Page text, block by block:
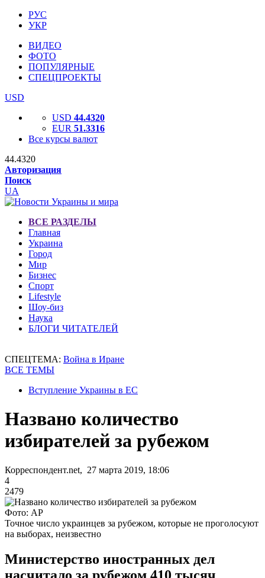
РУС
УКР
ВИДЕО
ФОТО
ПОПУЛЯРНЫЕ
СПЕЦПРОЕКТЫ
USD
USD 44.4320
EUR 51.3316
Все курсы валют
44.4320
Авторизация
Поиск
UA
ВСЕ РАЗДЕЛЫ
Главная
Украина
Город
Мир
Бизнес
Спорт
Lifestyle
Шоу-биз
Наука
БЛОГИ ЧИТАТЕЛЕЙ
СПЕЦТЕМА: Война в Иране
ВСЕ ТЕМЫ
Вступление Украины в ЕС
Названо количество
избирателей за рубежом
Корреспондент.net, 27 марта 2019, 18:06
4
2479
Фото: AP
Точное число украинцев за рубежом, которые не проголосуют
на выборах, неизвестно
Министерство иностранных дел
насчитало за рубежом 410 тысяч